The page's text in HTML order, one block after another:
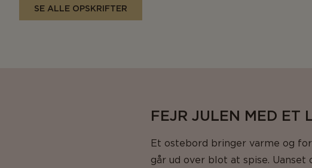
SE ALLE OPSKRIFTER
FEJR JULEN MED ET
Et ostebord bringer varme og
går ud over blot at spise.